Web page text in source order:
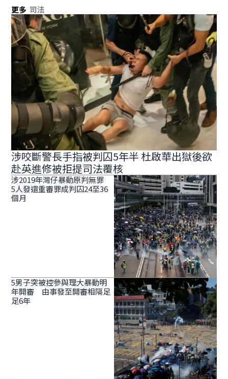
更多 司法
涉咬斷警長手指被判囚5年半 杜啟華出獄後欲
赴英進修被拒提司法覆核
涉2019年灣仔暴動原判無罪
5人發還重審罪成判囚24至36
個月
5男子突被控參與理大暴動明
年開審 由事發至開審相隔足
足6年